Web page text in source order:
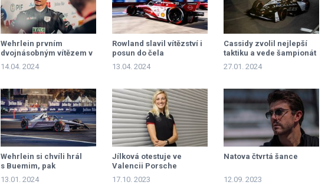
Wehrlein prvním
dvojnásobným vítězem v
sezoně
14.04. 2024
Rowland slavil vítězství i
posun do čela
šampionátu, Da Costa se
radoval předčasně
13.04. 2024
Cassidy zvolil nejlepší
taktiku a vede šampionát
27.01. 2024
Wehrlein si chvíli hrál
s Buemim, pak
dominoval
13.01. 2024
Jílková otestuje ve
Valencii Porsche
17.10. 2023
Natova čtvrtá šance
12.09. 2023